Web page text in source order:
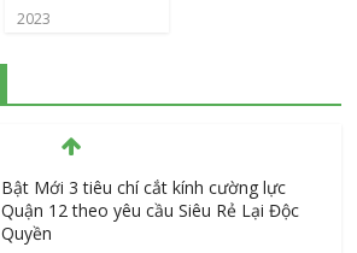
2023
Bật Mới 3 tiêu chí cắt kính cường lực
Quận 12 theo yêu cầu Siêu Rẻ Lại Độc
Quyền